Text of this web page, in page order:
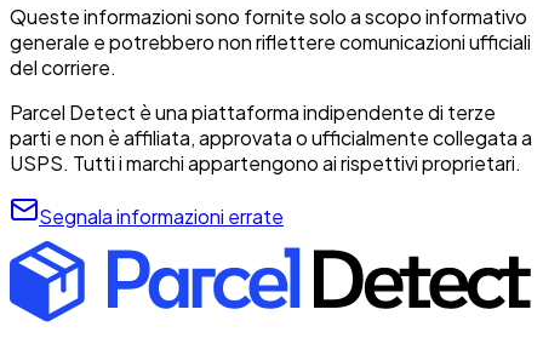
Queste informazioni sono fornite solo a scopo informativo
generale e potrebbero non riflettere comunicazioni ufficiali
del corriere.
Parcel Detect è una piattaforma indipendente di terze
parti e non è affiliata, approvata o ufficialmente collegata a
USPS. Tutti i marchi appartengono ai rispettivi proprietari.
Segnala informazioni errate